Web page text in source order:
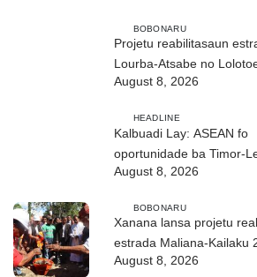
BOBONARU
Projetu reabilitasaun
Lourba-Atsabe no Lolotoe
vistu tribunál
August 8, 2026
HEADLINE
Kalbuadi Lay: ASEAN fo
oportunidade ba Timor-
aselera transformasaun
August 8, 2026
BOBONARU
Xanana lansa projetu
estrada Maliana-Kailaku
August 8, 2026